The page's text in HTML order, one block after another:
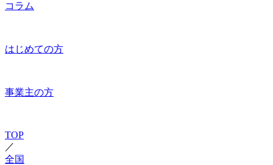
コラム
はじめての方
事業主の方
TOP
／
全国